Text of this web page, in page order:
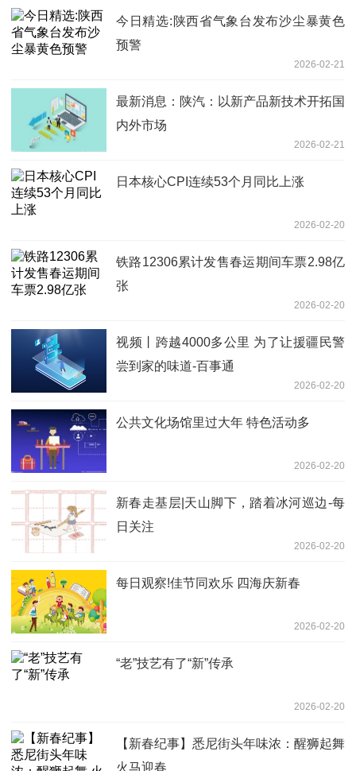
今日精选:陕西省气象台发布沙尘暴黄色
预警
2026-02-21
最新消息：陕汽：以新产品新技术开拓国
内外市场
2026-02-21
日本核心CPI连续53个月同比上涨
2026-02-20
铁路12306累计发售春运期间车票2.98亿
张
2026-02-20
视频丨跨越4000多公里 为了让援疆民警
尝到家的味道-百事通
2026-02-20
公共文化场馆里过大年 特色活动多
2026-02-20
新春走基层|天山脚下，踏着冰河巡边-每
日关注
2026-02-20
每日观察!佳节同欢乐 四海庆新春
2026-02-20
“老”技艺有了“新”传承
2026-02-20
【新春纪事】悉尼街头年味浓：醒狮起舞
火马迎春